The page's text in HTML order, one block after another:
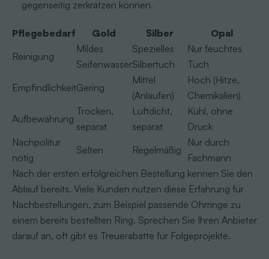
gegenseitig zerkratzen können.
Pflegebedarf Gold Silber
Opal
Reinigung
Mildes
Seifenwasser
Spezielles
Silbertuch
Nur feuchtes
Tuch
EmpfindlichkeitGering
Mittel
(Anlaufen)
Hoch (Hitze,
Chemikalien)
Aufbewahrung
Trocken,
separat
Luftdicht,
separat
Kühl, ohne
Druck
Nachpolitur
nötig
Selten Regelmäßig
Nur durch
Fachmann
Nach der ersten erfolgreichen Bestellung kennen Sie den
Ablauf bereits. Viele Kunden nutzen diese Erfahrung für
Nachbestellungen, zum Beispiel passende Ohrringe zu
einem bereits bestellten Ring. Sprechen Sie Ihren Anbieter
darauf an, oft gibt es Treuerabatte für Folgeprojekte.